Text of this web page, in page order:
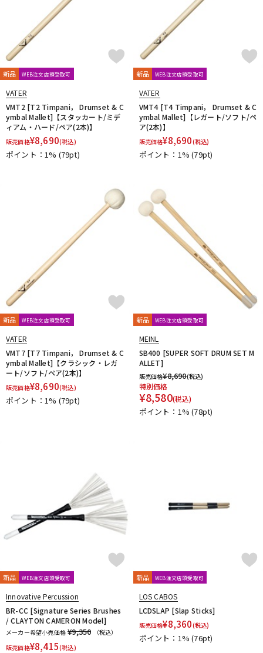
新品 WEB注文店頭受取可
VATER
VMT2 [T2 Timpani， Drumset & C
ymbal Mallet]【スタッカート/ミデ
ィアム・ハード/ペア(2本)】
販売価格¥8,690(税込)
ポイント：1% (79pt)
新品 WEB注文店頭受取可
VATER
VMT4 [T4 Timpani， Drumset & C
ymbal Mallet]【レガート/ソフト/ペ
ア(2本)】
販売価格¥8,690(税込)
ポイント：1%(79pt)
新品 WEB注文店頭受取可
VATER
VMT7 [T7 Timpani， Drumset & C
ymbal Mallet]【クラシック・レガ
ート/ソフト/ペア(2本)】
販売価格¥8,690(税込)
ポイント：1% (79pt)
新品 WEB注文店頭受取可
MEINL
SB400 [SUPER SOFT DRUM SET M
ALLET]
販売価格¥8,690(税込)
特別価格
¥8,580(税込)
ポイント：1%(78pt)
新品 WEB注文店頭受取可
Innovative Percussion
BR-CC [Signature Series Brushes
/ CLAYTON CAMERON Model]
メーカー希望小売価格 ¥9,350
（税込）
販売価格¥8,415(税込)
新品 WEB注文店頭受取可
LOS CABOS
LCDSLAP [Slap Sticks]
販売価格¥8,360(税込)
ポイント：1%(76pt)